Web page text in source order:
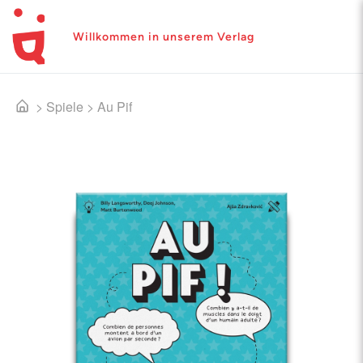
Willkommen in unserem Verlag
> Spiele > Au Pif